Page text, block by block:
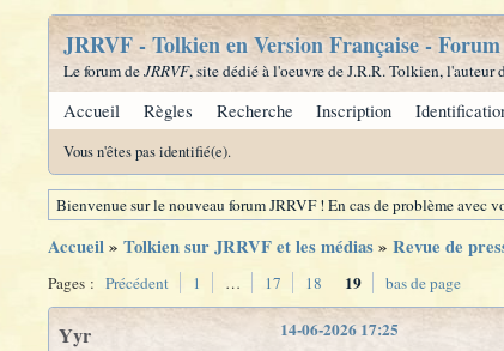
JRRVF - Tolkien en Version Française - Forum
Le forum deJRRVF, site dédié à l'oeuvre de J.R.R. Tolkien, l'auteur
Accueil Règles Recherche Inscription
Vous n'êtes pas identifié(e).
Bienvenue sur le nouveau forum JRRVF ! En cas de problème avec
Accueil» Tolkien sur JRRVF et les médias» Revue de
Pages : Précédent 1 … 17 18 19 bas de page
14-06-2026 17:25
Yyr